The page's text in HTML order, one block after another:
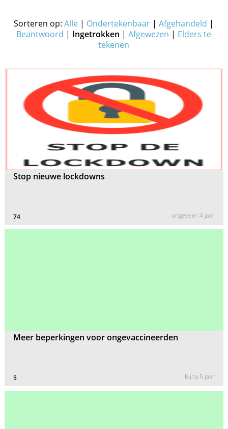
Sorteren op:Alle | Ondertekenbaar |Afgehandeld |
Beantwoord | Ingetrokken |Afgewezen | Elders te
tekenen
Stop nieuwe lockdowns
74 ongeveer 4 jaar
Meer beperkingen voor ongevaccineerden
5 bijna 5 jaar